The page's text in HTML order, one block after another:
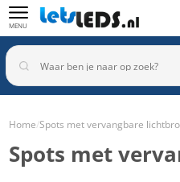
MENU
Binnenverlichting
Home/Spots met vervangbare
Spots met